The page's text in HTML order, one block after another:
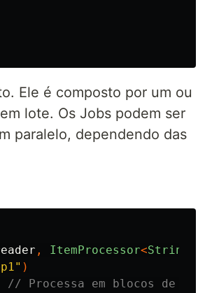
Ele é composto por um ou
lote. Os Jobs podem ser
paralelo, dependendo das
, ItemProcessor<String
)
// Processa em blocos de 10